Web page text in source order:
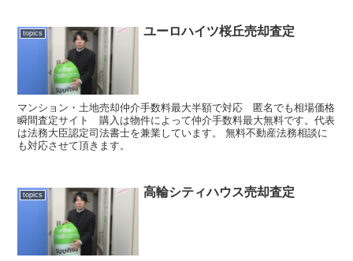
topics ユーロハイツ桜丘売却査定
マンション・土地売却仲介手数料最大半額で対応 匿名でも相場価格
瞬間査定サイト 購入は物件によって仲介手数料最大無料です。代表
は法務大臣認定司法書士を兼業しています。 無料不動産法務相談に
も対応させて頂きます。
topics 高輪シティハウス売却査定